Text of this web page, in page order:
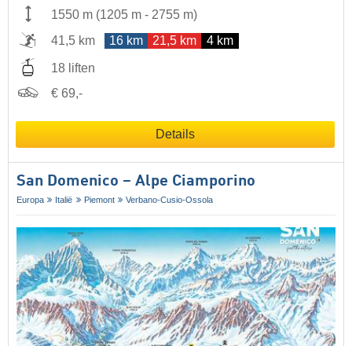
1550 m (1205 m - 2755 m)
41,5 km
16 km 21,5 km 4 km
18 liften
€ 69,-
Details
San Domenico – Alpe Ciamporino
Europa Italië Piemont Verbano-Cusio-Ossola